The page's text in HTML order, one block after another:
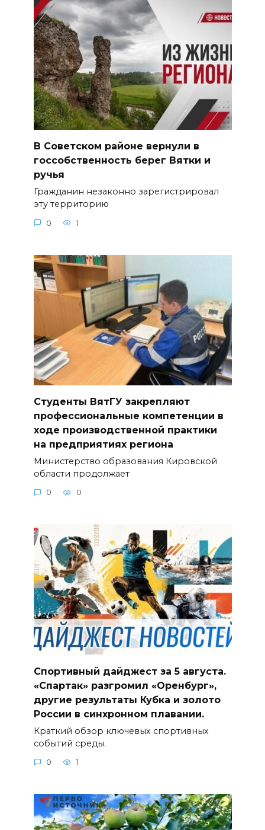
В Советском районе вернули в
госсобственность берег Вятки и
ручья
Гражданин незаконно зарегистрировал
эту территорию
0 1
Студенты ВятГУ закрепляют
профессиональные компетенции в
ходе производственной практики
на предприятиях региона
Министерство образования Кировской
области продолжает
0 0
Спортивный дайджест за 5 августа.
«Спартак» разгромил «Оренбург»,
другие результаты Кубка и золото
России в синхронном плавании.
Краткий обзор ключевых спортивных
событий среды.
0 1